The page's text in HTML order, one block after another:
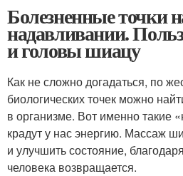
Болезненные точки
надавливании.
и головы шиацу
Как не сложно догадаться, по
биологических точек можно
в организме. Вот именно такие
крадут у нас энергию. Массаж
и улучшить состояние,
человека возвращается.